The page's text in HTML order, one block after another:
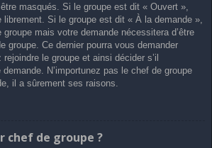
masqués. Si le groupe est dit « Ouvert »,
Si le groupe est dit « À la demande »,
mais votre demande nécessitera d’être
groupe. Ce dernier pourra vous demander
le groupe et ainsi décider s’il
N’importunez pas le chef de groupe
il a sûrement ses raisons.
chef de groupe ?